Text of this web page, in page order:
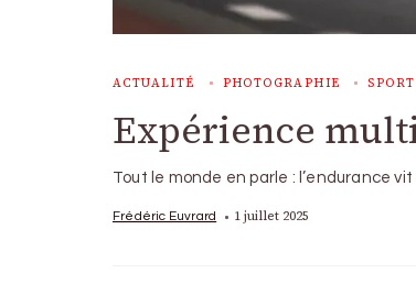
ACTUALITÉ PHOTOGRAPHIE
Expérience
Tout le monde en parle : l’endurance
Frédéric Euvrard 1 juillet 2025